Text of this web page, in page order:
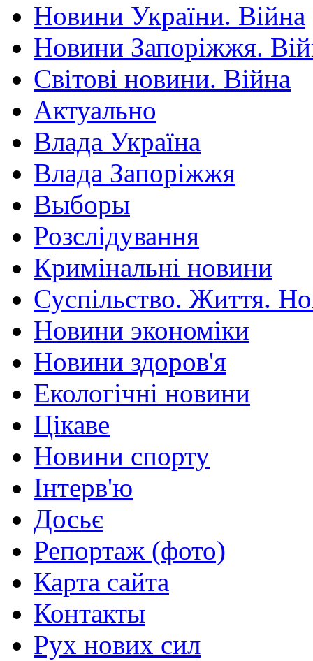
Новини України. Війна
Новини Запоріжжя.
Світові новини. Війна
Актуально
Влада Україна
Влада Запоріжжя
Выборы
Розслідування
Кримінальні новини
Суспільство. Життя.
Новини экономіки
Новини здоров'я
Екологічні новини
Цікаве
Новини спорту
Інтерв'ю
Досьє
Репортаж (фото)
Карта сайта
Контакты
Рух нових сил